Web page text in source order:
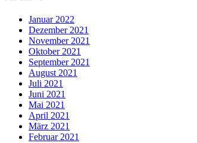
Januar 2022
Dezember 2021
November 2021
Oktober 2021
September 2021
August 2021
Juli 2021
Juni 2021
Mai 2021
April 2021
März 2021
Februar 2021